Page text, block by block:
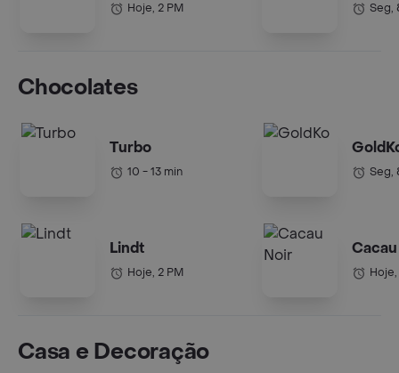
Hoje, 2 PM Seg,
Chocolates
Turbo
10 - 13 min
Lindt
Hoje, 2 PM
Seg,
Casa e Decoração